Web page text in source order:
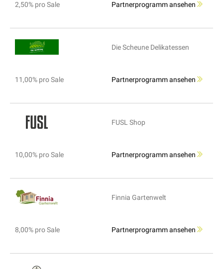
2,50% pro Sale Partnerprogramm ansehen
Die Scheune Delikatessen
11,00% pro Sale Partnerprogramm ansehen
FUSL Shop
10,00% pro Sale Partnerprogramm ansehen
Finnia Gartenwelt
8,00% pro Sale Partnerprogramm ansehen